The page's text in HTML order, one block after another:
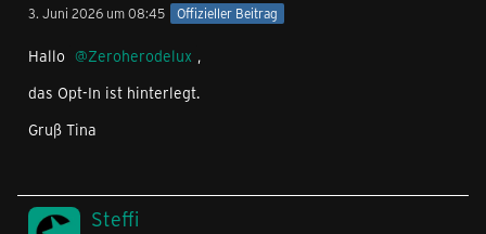
3. Juni 2026 um 08:45 Offizieller Beitrag
Hallo Zeroherodelux ,
das Opt-In ist hinterlegt.
Gruß Tina
Steffi